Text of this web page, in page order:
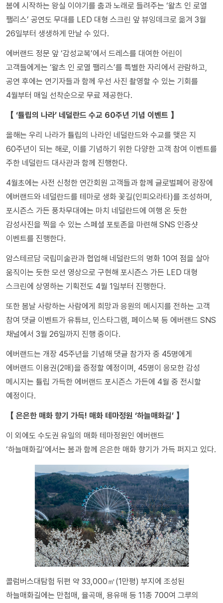
봄에 시작하는 왕실 이야기를 춤과 노래로 들려주는 ‘왈츠 인 로열
팰리스’ 공연도 무대를 LED 대형 스크린 앞 뷰잉데크로 옮겨 3월
26일부터 생생하게 만날 수 있다.
에버랜드 정문 앞 ‘감성교복’에서 드레스를 대여한 어린이
고객들에게는 ‘왈츠 인 로열 팰리스’를 특별한 자리에서 관람하고,
공연 후에는 연기자들과 함께 우선 사진 촬영할 수 있는 기회를
4월부터 매일 선착순으로 무료 제공한다.
【 ‘튤립의 나라’ 네덜란드 수교 60주년 기념 이벤트 】
올해는 우리 나라가 튤립의 나라인 네덜란드와 수교를 맺은 지
60주년이 되는 해로, 이를 기념하기 위한 다양한 고객 참여 이벤트를
주한 네덜란드 대사관과 함께 진행한다.
4월초에는 사전 신청한 연간회원 고객들과 함께 글로벌페어 광장에
에버랜드와 네덜란드를 테마로 생화 꽃길(인피오라타)를 조성하며,
포시즌스 가든 풍차무대에는 마치 네덜란드에 여행 온 듯한
감성사진을 찍을 수 있는 스페셜 포토존을 마련해 SNS 인증샷
이벤트를 진행한다.
암스테르담 국립미술관과 협업해 네덜란드의 명화 10여 점을 살아
움직이는 듯한 모션 영상으로 구현해 포시즌스 가든 LED 대형
스크린에 상영하는 기획전도 4월 1일부터 진행한다.
또한 봄날 사랑하는 사람에게 희망과 응원의 메시지를 전하는 고객
참여 댓글 이벤트가 유튜브, 인스타그램, 페이스북 등 에버랜드 SNS
채널에서 3월 26일까지 진행 중이다.
에버랜드는 개장 45주년을 기념해 댓글 참가자 중 45명에게
에버랜드 이용권(2매)을 증정할 예정이며, 45명이 응모한 감성
메시지는 튤립 가득한 에버랜드 포시즌스 가든에 4월 중 전시할
예정이다.
【 은은한 매화 향기 가득! 매화 테마정원 ‘하늘매화길’ 】
이 외에도 수도권 유일의 매화 테마정원인 에버랜드
‘하늘매화길’에서는 봄과 함께 은은한 매화 향기가 가득 퍼지고 있다.
콜럼버스대탐험 뒤편 약 33,000㎡(1만평) 부지에 조성된
하늘매화길에는 만첩매, 율곡매, 용유매 등 11종 700여 그루의